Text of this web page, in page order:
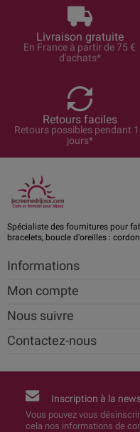
Livraison gratuite
En France à partir de 75 €
d'achats*
Retours faciles
Retours possibles pendant
jours*
Spécialiste des fournitures pour
bracelets, boucle d'oreilles :
Informations
Mon compte
Nous suivre
Contactez-nous
Inscription à la
Vous pouvez vous
cela nos informations de